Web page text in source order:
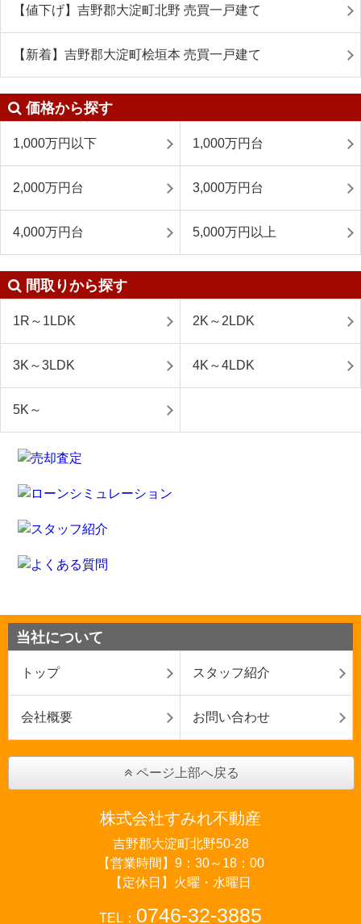
【値下げ】吉野郡大淀町北野 売買一戸建て
【新着】吉野郡大淀町桧垣本 売買一戸建て
価格から探す
1,000万円以下 1,000万円台
2,000万円台 3,000万円台
4,000万円台 5,000万円以上
間取りから探す
1R～1LDK 2K～2LDK
3K～3LDK 4K～4LDK
5K～
当社について
トップ スタッフ紹介
会社概要 お問い合わせ
ページ上部へ戻る
株式会社すみれ不動産
吉野郡大淀町北野50-28
【営業時間】9：30～18：00
【定休日】火曜・水曜日
TEL： 0746-32-3885